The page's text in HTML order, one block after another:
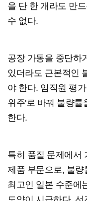
을 단 한 개라도 만
수 없다.
공장 가동을 중단하
있더라도 근본적인
야 한다. 임직원 평
위주'로 바꿔 불량률
한다.
특히 품질 문제에서
제품 부문으로, 불량
최고인 일본 수준에